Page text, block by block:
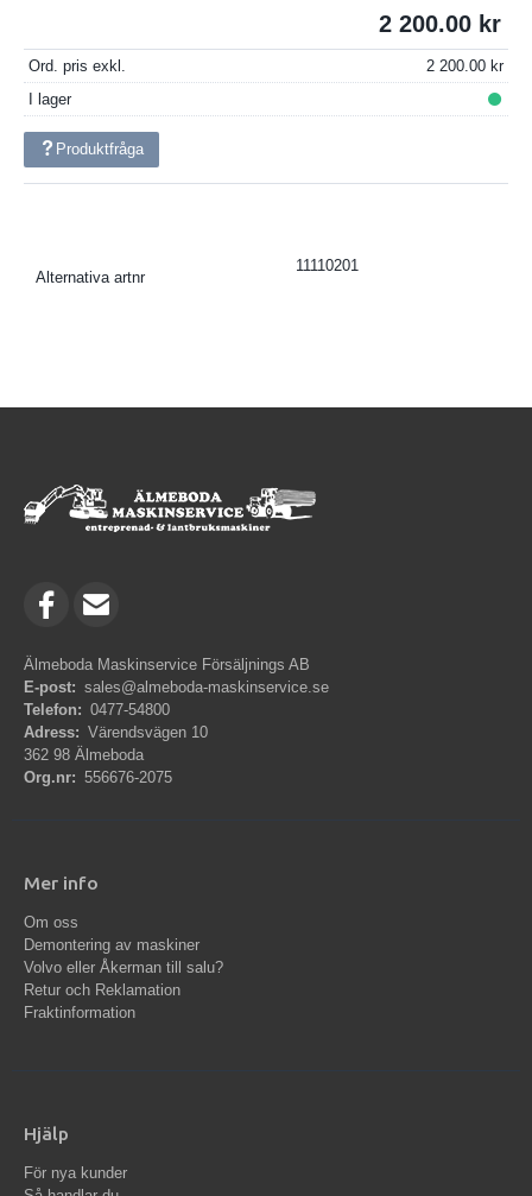
2 200.00
Ord. pris exkl.
2 200.00
I lager
Produktfråga
Alternativa artnr
11110201
Älmeboda Maskinservice Försäljnings AB
E-post: sales@almeboda-maskinservice.se
Telefon: 0477-54800
Adress: Värendsvägen 10
362 98 Älmeboda
Org.nr: 556676-2075
Mer info
Om oss
Demontering av maskiner
Volvo eller Åkerman till salu?
Retur och Reklamation
Fraktinformation
Hjälp
För nya kunder